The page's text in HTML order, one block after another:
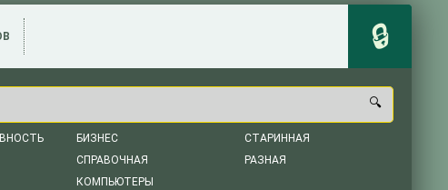
БИЗНЕС
СПРАВОЧНАЯ
КОМПЬЮТЕРЫ
СТАРИННАЯ
РАЗНАЯ